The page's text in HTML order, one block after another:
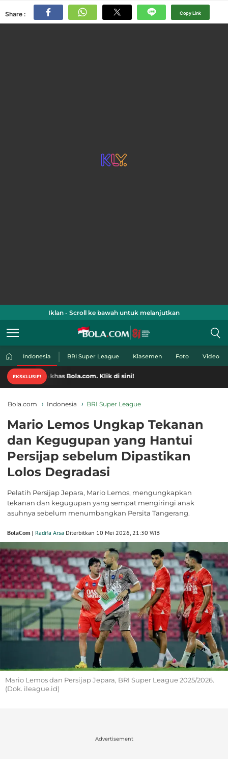
Share : Copy Link
Iklan - Scroll ke bawah untuk melanjutkan
Indonesia BRI Super League Klasemen Foto Video
EKSKLUSIF!
Bola.com. Klik di sini!
Bola.com Indonesia BRI Super League
Mario Lemos Ungkap Tekanan
dan Kegugupan yang Hantui
Persijap sebelum Dipastikan
Lolos Degradasi
Pelatih Persijap Jepara, Mario Lemos, mengungkapkan
tekanan dan kegugupan yang sempat mengiringi anak
asuhnya sebelum menumbangkan Persita Tangerang.
BolaCom | Radifa Arsa Diterbitkan 10 Mei 2026, 21:30 WIB
Mario Lemos dan Persijap Jepara, BRI Super League 2025/2026.
(Dok. ileague.id)
Advertisement